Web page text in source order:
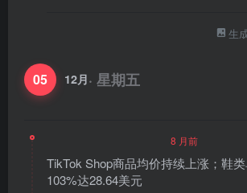
生
05 12月· 星期五
8 月前
TikTok Shop商品均价持续上涨；鞋
103%达28.64美元